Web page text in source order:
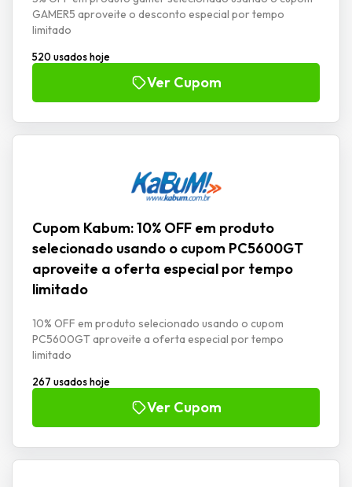
GAMER5 aproveite o desconto especial por tempo
limitado
520 usados hoje
Ver Cupom
Cupom Kabum: 10% OFF em produto
selecionado usando o cupom PC5600GT
aproveite a oferta especial por tempo
limitado
10% OFF em produto selecionado usando o cupom
PC5600GT aproveite a oferta especial por tempo
limitado
267 usados hoje
Ver Cupom